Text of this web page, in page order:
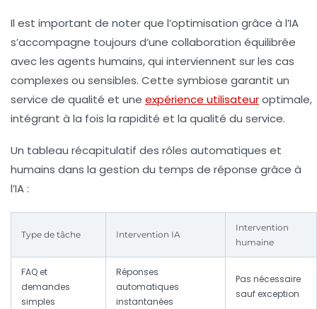
Il est important de noter que l’optimisation grâce à l’IA
s’accompagne toujours d’une collaboration équilibrée
avec les agents humains, qui interviennent sur les cas
complexes ou sensibles. Cette symbiose garantit un
service de qualité et une expérience utilisateuroptimale,
intégrant à la fois la rapidité et la qualité du service.
Un tableau récapitulatif des rôles automatiques et
humains dans la gestion du temps de réponse grâce à
l’IA :
Type de tâche Intervention IA
Intervention
humaine
FAQ et
demandes
simples
Réponses
automatiques
instantanées
Pas nécessaire
sauf exception